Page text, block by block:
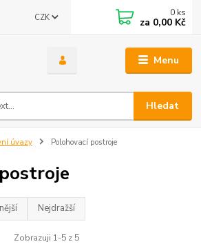
Menu
CZK
Hledat
0 ks
za 0,00 Kč
úvazy Polohovací postroje
Nejdražší
Zobrazuji 1-5 z 5